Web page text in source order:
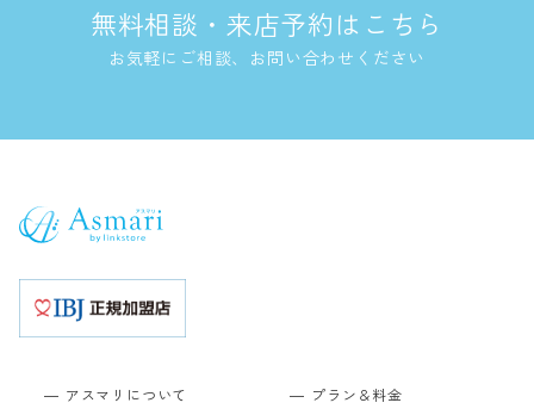
無料相談・来店予約はこちら
お気軽にご相談、お問い合わせください
アスマリについて プラン＆料金